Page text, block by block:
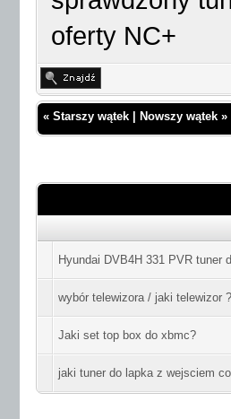
oferty NC+
« Starszy wątek Nowszy wątek »
Hyundai DVB4H 331 PVR tuner
wybór telewizora / jaki telewizor ?
Jaki set top box do xbmc?
jaki tuner do lapka z wejsciem